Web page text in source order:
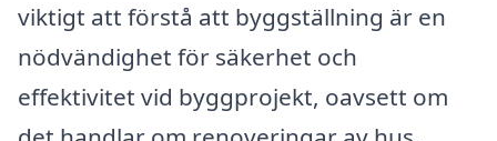
viktigt att förstå att byggställning är en
nödvändighet för säkerhet och
effektivitet vid byggprojekt, oavsett om